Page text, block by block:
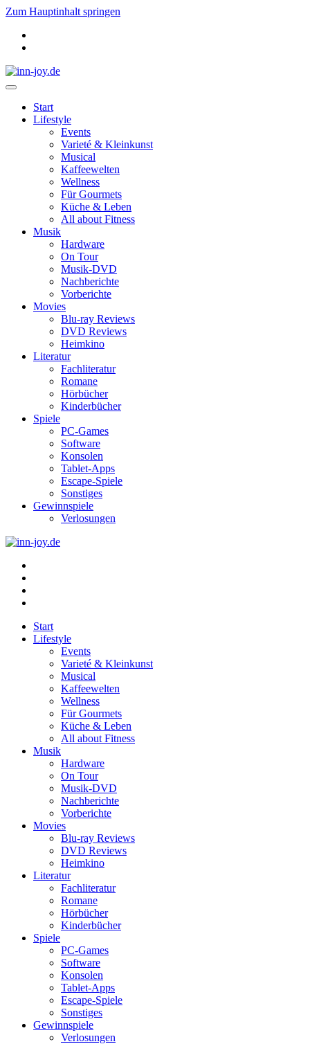
Zum Hauptinhalt springen
Start
Lifestyle
Events
Varieté & Kleinkunst
Musical
Kaffeewelten
Wellness
Für Gourmets
Küche & Leben
All about Fitness
Musik
Hardware
On Tour
Musik-DVD
Nachberichte
Vorberichte
Movies
Blu-ray Reviews
DVD Reviews
Heimkino
Literatur
Fachliteratur
Romane
Hörbücher
Kinderbücher
Spiele
PC-Games
Software
Konsolen
Tablet-Apps
Escape-Spiele
Sonstiges
Gewinnspiele
Verlosungen
Start
Lifestyle
Events
Varieté & Kleinkunst
Musical
Kaffeewelten
Wellness
Für Gourmets
Küche & Leben
All about Fitness
Musik
Hardware
On Tour
Musik-DVD
Nachberichte
Vorberichte
Movies
Blu-ray Reviews
DVD Reviews
Heimkino
Literatur
Fachliteratur
Romane
Hörbücher
Kinderbücher
Spiele
PC-Games
Software
Konsolen
Tablet-Apps
Escape-Spiele
Sonstiges
Gewinnspiele
Verlosungen